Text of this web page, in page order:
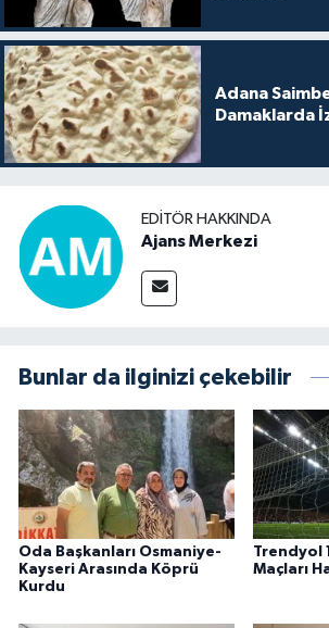
Adana
Damaklarda
EDITÖR HAKKINDA
Ajans Merkezi
Bunlar da ilginizi çekebilir
Oda Başkanları Osmaniye-
Kayseri Arasında Köprü
Kurdu
Trendyol
Maçları